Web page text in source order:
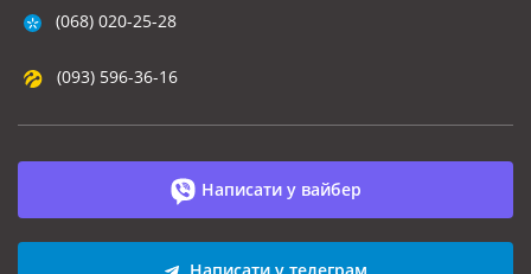
(068) 020-25-28
(093) 596-36-16
Написати у вайбер